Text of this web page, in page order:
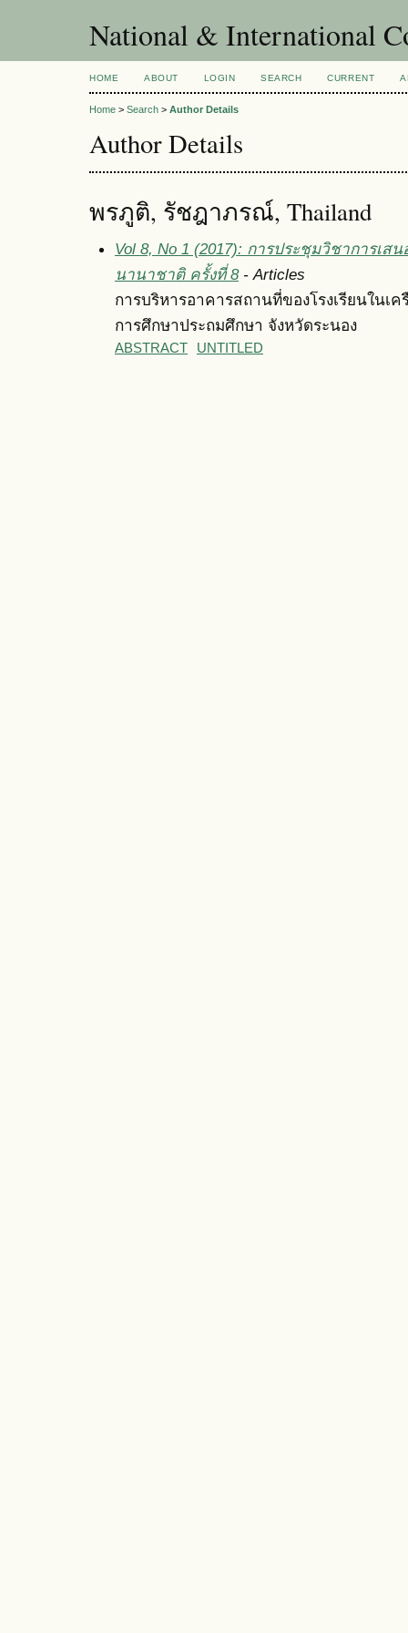
National & International
HOME ABOUT LOGIN SEARCH CURRENT
Home > Search > Author Details
Author Details
พรภูติ, รัชฎาภรณ์, Thailand
Vol 8, No 1 (2017): การประชุมวิชาการเส
นานาชาติ ครั้งที่ 8- Articles
การบริหารอาคารสถานที่ของโรงเรียนในเ
การศึกษาประถมศึกษา จังหวัดระนอง
ABSTRACT UNTITLED